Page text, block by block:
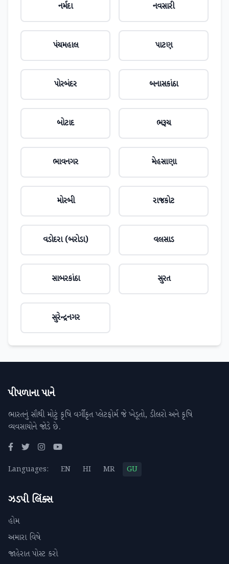
નર્મદા નવસારી
પંચમહાલ પાટણ
પોરબંદર બનાસકાંઠા
બોટાદ ભરૂચ
ભાવનગર મેહસાણા
મોરબી રાજકોટ
વડોદરા (બરોડા) વલસાડ
સાબરકાંઠા સુરત
સુરેન્દ્રનગર
પીપળાના પાને
ભારતનું સૌથી મોટું કૃષિ વર્ગીકૃત પ્લેટફોર્મ જે ખેડૂતો, ડીલરો અને કૃષિ
વ્યવસાયોને જોડે છે.
Languages: EN HI MR GU
ઝડપી લિંક્સ
હોમ
અમારા વિષે
જાહેરાત પોસ્ટ કરો